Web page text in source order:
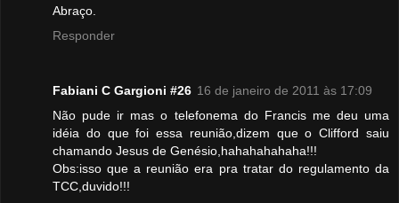
Abraço.
Responder
Fabiani C Gargioni #26 16 de janeiro de 2011 às 17:09
Não pude ir mas o telefonema do Francis me deu uma
idéia do que foi essa reunião,dizem que o Clifford saiu
chamando Jesus de Genésio,hahahahahaha!!!
Obs:isso que a reunião era pra tratar do regulamento da
TCC,duvido!!!